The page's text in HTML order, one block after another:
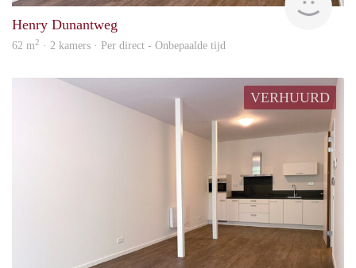
Henry Dunantweg
62 m2 · 2 kamers · Per direct - Onbepaalde tijd
VERHUURD